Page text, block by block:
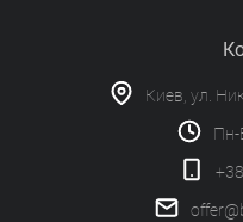
Киев, ул.
Пн-